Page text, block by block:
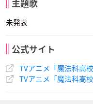
主題歌
未発表
公式サイト
TVアニメ「魔法科高
TVアニメ「魔法科高